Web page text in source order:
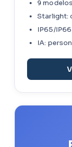
9
Starlight:
IP65/
IA: